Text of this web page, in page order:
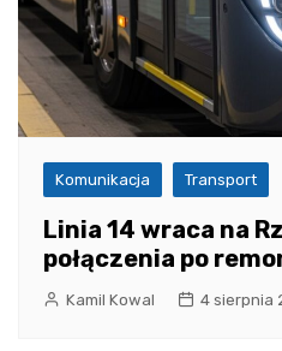
Komunikacja Transport
Linia 14 wraca na
połączenia po
Kamil Kowal 4 sierpnia